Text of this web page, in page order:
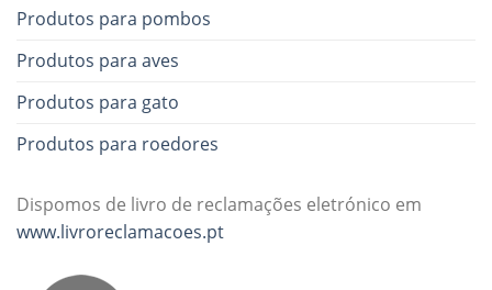
Produtos para pombos
Produtos para aves
Produtos para gato
Produtos para roedores
Dispomos de livro de reclamações eletrónico em
www.livroreclamacoes.pt